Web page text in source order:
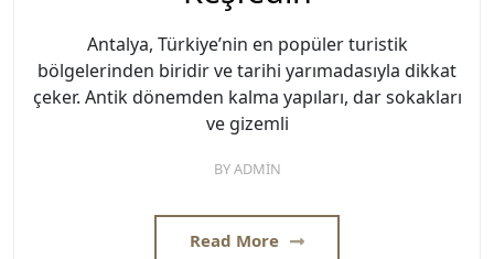
Antalya, Türkiye’nin en popüler turistik
bölgelerinden biridir ve tarihi yarımadasıyla dikkat
çeker. Antik dönemden kalma yapıları, dar sokakları
ve gizemli
BYADMIN
Read More